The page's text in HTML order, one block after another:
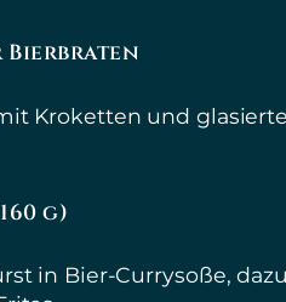
Bierbraten
Kroketten und
g)
in Bier-Currysoße,